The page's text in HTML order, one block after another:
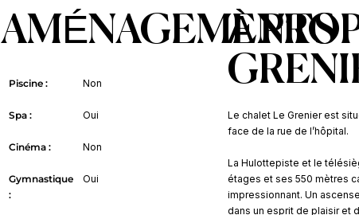
AMÉNAGEMENTS
Piscine : Non
Spa : Oui
Cinéma : Non
Gymnastique
:
Oui
À
Le chalet Le Grenier est
face de la rue de l’hôpital.
La Hulottepiste et le
étages et ses 550 mètres
impressionnant. Un
dans un esprit de plaisir et